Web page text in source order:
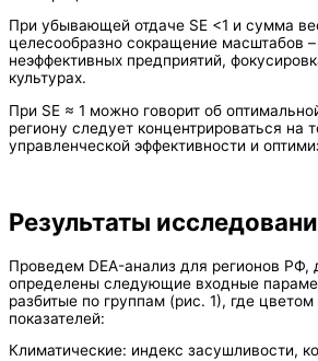
При убывающей отдаче SE <1 и сумма
целесообразно сокращение масштабов
неэффективных предприятий,
культурах.
При SE ≈ 1 можно говорит об
региону следует концентрироваться на
управленческой эффективности и
Результаты
Проведем DEA-анализ для регионов РФ,
определены следующие входные
разбитые по группам (рис. 1), где
показателей:
Климатические: индекс засушливости,